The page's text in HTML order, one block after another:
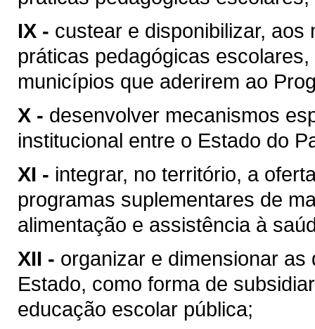
IX - custear e disponibilizar,
práticas pedagógicas
municípios que aderirem ao
X - desenvolver mecanismos
institucional entre o Estado do
XI - integrar, no território, a
programas suplementares de
alimentação e assistência à
XII - organizar e dimensionar
Estado, como forma de
educação escolar pública;